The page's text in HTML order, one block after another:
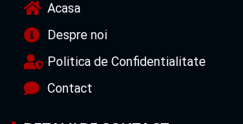
Acasa
Despre noi
Politica de Confidentialitate
Contact